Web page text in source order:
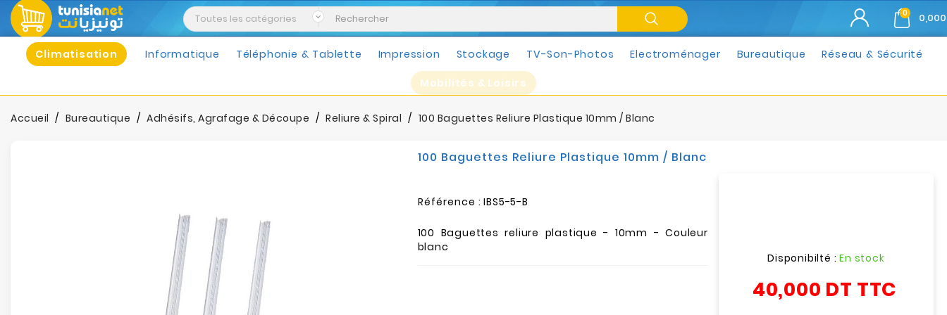
0
Climatisation Informatique Téléphonie & Tablette Impression Stockage TV-Son-Photos Electroménager Bureautique Réseau & Sécurité
Mobilités & Loisirs
Accueil Bureautique Adhésifs, Agrafage & Découpe Reliure & Spiral 100 Baguettes Reliure Plastique 10mm / Blanc
100 Baguettes Reliure Plastique 10mm / Blanc
Référence : IBS5-5-B
100 Baguettes reliure plastique - 10mm - Couleur
blanc
Disponibilté :En stock
40,000 DT TTC